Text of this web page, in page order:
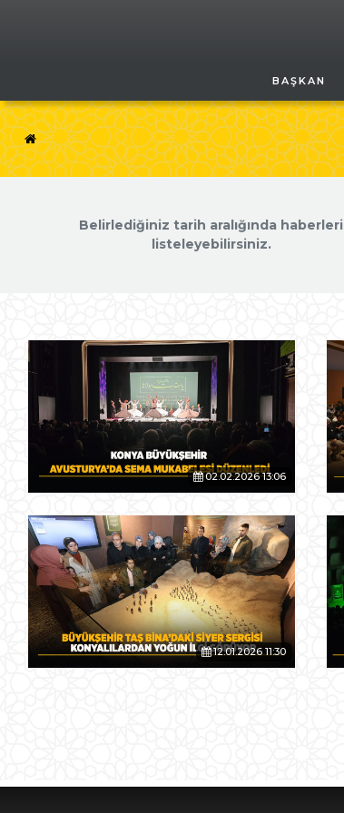
BAŞKAN
Belirlediğiniz tarih aralığında haberleri
listeleyebilirsiniz.
02.02.2026 13:06
12.01.2026 11:30